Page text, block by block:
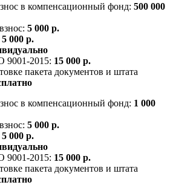
в компенсационный фонд: 500 000
5 000 р.
5 000 р.
9001-2015: 15 000 р.
пакета документов и штата
в компенсационный фонд: 1 000
5 000 р.
5 000 р.
9001-2015: 15 000 р.
пакета документов и штата